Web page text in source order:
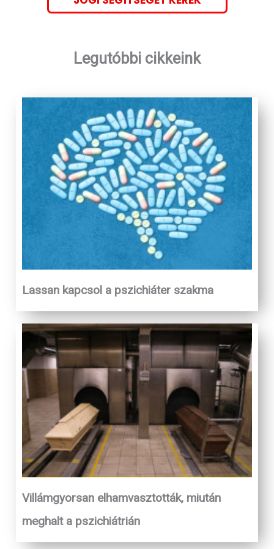
Legutóbbi cikkeink
Lassan kapcsol a pszichiáter szakma
Villámgyorsan elhamvasztották, miután
meghalt a pszichiátrián